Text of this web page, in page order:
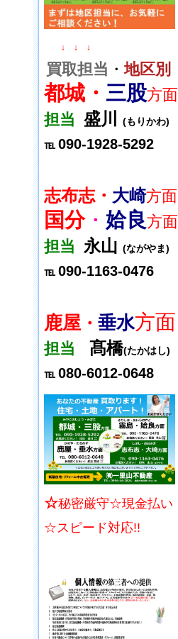
↓ ↓ ↓
買取担当 ・地区別
都城・ 三股方面
担当 盛川 (もりかわ)
℡ 090-1928-5292
志布志・ 大崎方面
国分・ 姶良方面
担当 永山 (ながやま)
℡ 090-1163-0476
鹿屋 ・ 垂水方面
担当 髙橋(たかはし)
℡ 080-6012-0648
☆秘密厳守☆現金払い
☆スピード対応!!